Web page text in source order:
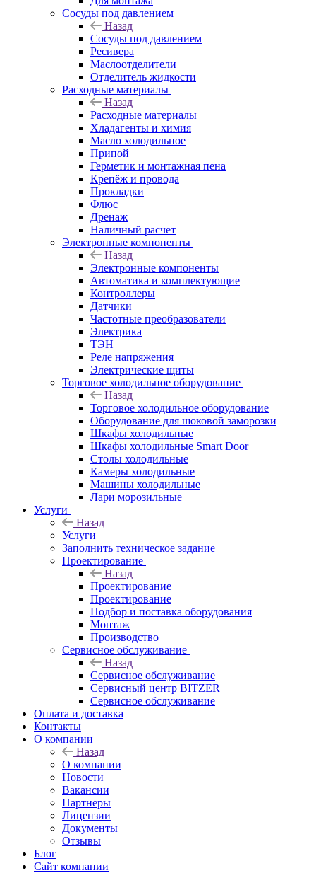
Сосуды под давлением
Назад
Сосуды под давлением
Ресивера
Маслоотделители
Отделитель жидкости
Расходные материалы
Назад
Расходные материалы
Хладагенты и химия
Масло холодильное
Припой
Герметик и монтажная пена
Крепёж и провода
Прокладки
Флюс
Дренаж
Наличный расчет
Электронные компоненты
Назад
Электронные компоненты
Автоматика и комплектующие
Контроллеры
Датчики
Частотные преобразователи
Электрика
ТЭН
Реле напряжения
Электрические щиты
Торговое холодильное оборудование
Назад
Торговое холодильное оборудование
Оборудование для шоковой заморозки
Шкафы холодильные
Шкафы холодильные Smart Door
Столы холодильные
Камеры холодильные
Машины холодильные
Лари морозильные
Услуги
Назад
Услуги
Заполнить техническое задание
Проектирование
Назад
Проектирование
Проектирование
Подбор и поставка оборудования
Монтаж
Производство
Сервисное обслуживание
Назад
Сервисное обслуживание
Сервисный центр BITZER
Сервисное обслуживание
Оплата и доставка
Контакты
О компании
Назад
О компании
Новости
Вакансии
Партнеры
Лицензии
Документы
Отзывы
Блог
Сайт компании